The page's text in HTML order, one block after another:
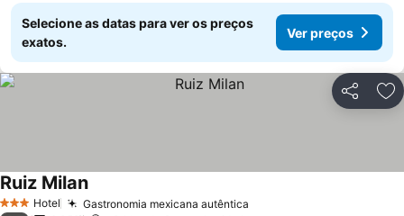
Selecione as datas para ver os preços
exatos.
Ver preços
Partilhar
3 EstrelasHotel Gastronomia mexicana autêntica
Ruiz MilanVer preços